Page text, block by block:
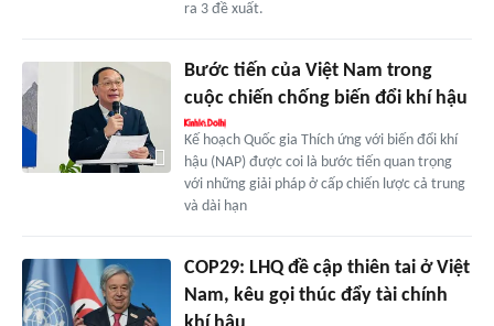
ra 3 đề xuất.
Bước tiến của Việt Nam trong
cuộc chiến chống biến đổi khí hậu
Kế hoạch Quốc gia Thích ứng với biến đổi khí
hậu (NAP) được coi là bước tiến quan trọng
với những giải pháp ở cấp chiến lược cả trung
và dài hạn
COP29: LHQ đề cập thiên tai ở Việt
Nam, kêu gọi thúc đẩy tài chính